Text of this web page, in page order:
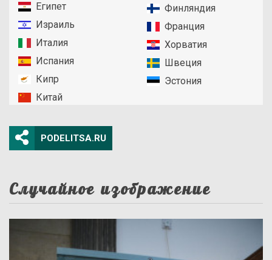
Египет
Израиль
Италия
Испания
Кипр
Китай
Финляндия
Франция
Хорватия
Швеция
Эстония
PODELITSA.RU
Случайное изображение